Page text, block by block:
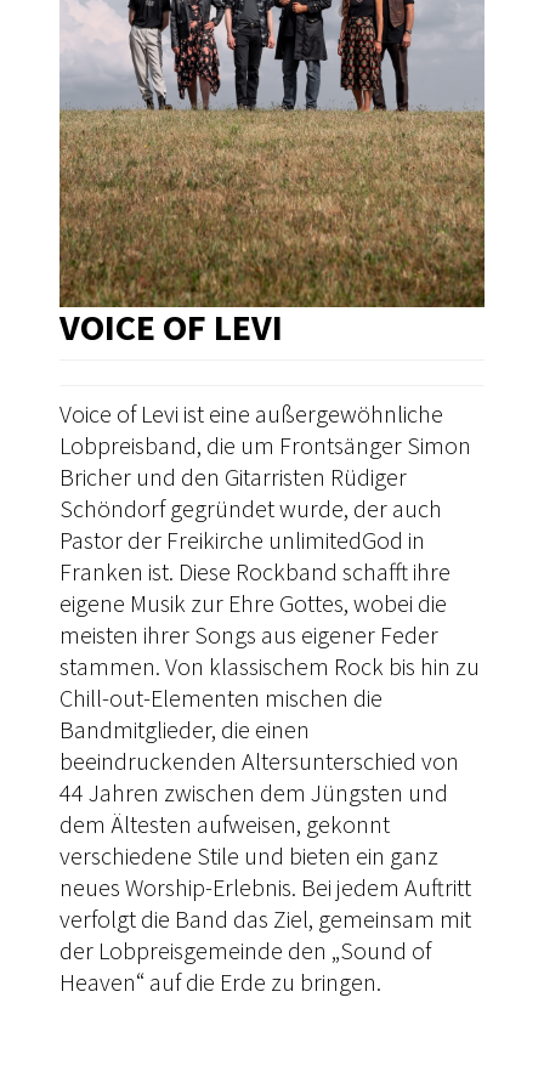
VOICE OF LEVI
Voice of Levi ist eine außergewöhnliche
Lobpreisband, die um Frontsänger Simon
Bricher und den Gitarristen Rüdiger
Schöndorf gegründet wurde, der auch
Pastor der Freikirche unlimitedGod in
Franken ist. Diese Rockband schafft ihre
eigene Musik zur Ehre Gottes, wobei die
meisten ihrer Songs aus eigener Feder
stammen. Von klassischem Rock bis hin zu
Chill-out-Elementen mischen die
Bandmitglieder, die einen
beeindruckenden Altersunterschied von
44 Jahren zwischen dem Jüngsten und
dem Ältesten aufweisen, gekonnt
verschiedene Stile und bieten ein ganz
neues Worship-Erlebnis. Bei jedem Auftritt
verfolgt die Band das Ziel, gemeinsam mit
der Lobpreisgemeinde den „Sound of
Heaven“ auf die Erde zu bringen.